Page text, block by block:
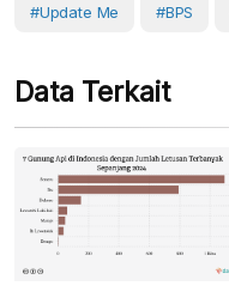
#Update Me #BPS
Data Terkait